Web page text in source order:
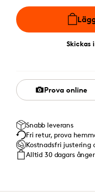
Skickas
Prova online
Snabb leverans
Fri retur, prova
Kostnadsfri justering
Alltid 30 dagars